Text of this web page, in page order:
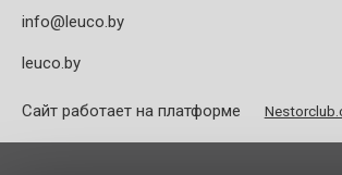
info@leuco.by
leuco.by
Сайт работает на платформе